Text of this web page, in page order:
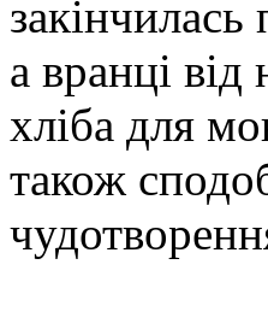
а вранці від
хліба для
також